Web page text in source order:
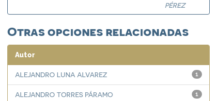
PÉREZ
Otras opciones relacionadas
Autor
1
ALEJANDRO LUNA ALVAREZ
1
ALEJANDRO TORRES PÁRAMO